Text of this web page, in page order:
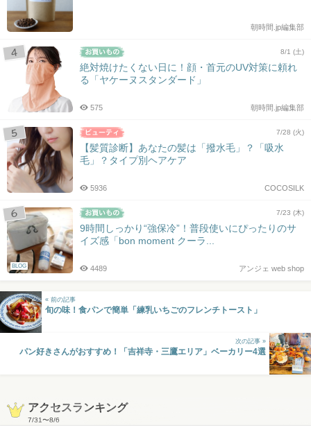
朝時間.jp編集部
8/1 (土)
絶対焼けたくない日に！顔・首元のUV対策に頼れ
る「ヤケーヌスタンダード」
朝時間.jp編集部
575
7/28 (火)
【髪質診断】あなたの髪は「撥水毛」？「吸水
毛」？タイプ別ヘアケア
COCOSILK
5936
BLOG
7/23 (木)
9時間しっかり“強保冷”！普段使いにぴったりのサ
イズ感「bon moment クーラ...
アンジェ web shop
4489
« 前の記事
旬の味！食パンで簡単「練乳いちごのフレンチトースト」
次の記事 »
パン好きさんがおすすめ！「吉祥寺・三鷹エリア」ベーカリー4選
アクセスランキング
7/31〜8/6